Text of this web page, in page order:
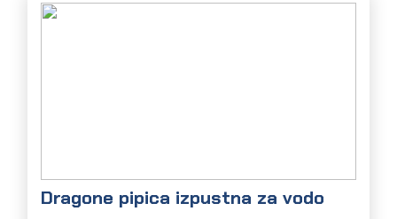
Dragone pipica izpustna za vodo